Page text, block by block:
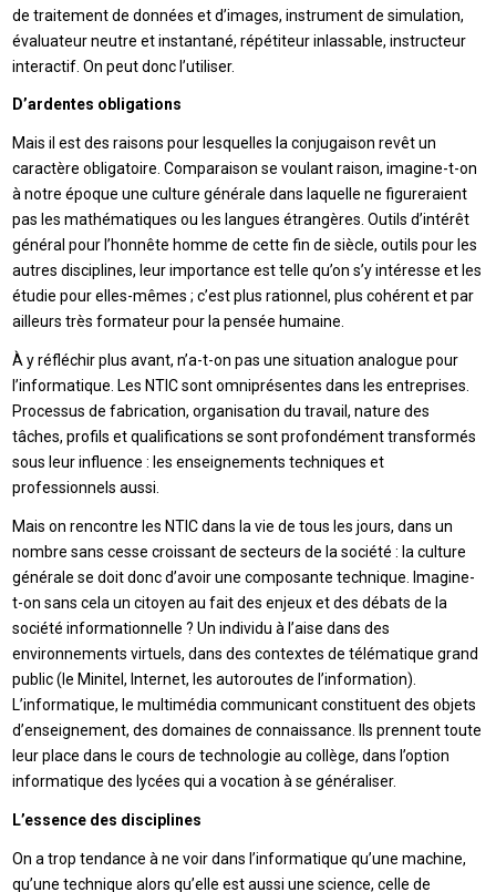
de traitement de données et d’images, instrument de simulation,
évaluateur neutre et instantané, répétiteur inlassable, instructeur
interactif. On peut donc l’utiliser.
D’ardentes obligations
Mais il est des raisons pour lesquelles la conjugaison revêt un
caractère obligatoire. Comparaison se voulant raison, imagine-t-on
à notre époque une culture générale dans laquelle ne figureraient
pas les mathématiques ou les langues étrangères. Outils d’intérêt
général pour l’honnête homme de cette fin de siècle, outils pour les
autres disciplines, leur importance est telle qu’on s’y intéresse et les
étudie pour elles-mêmes ; c’est plus rationnel, plus cohérent et par
ailleurs très formateur pour la pensée humaine.
À y réfléchir plus avant, n’a-t-on pas une situation analogue pour
l’informatique. Les NTIC sont omniprésentes dans les entreprises.
Processus de fabrication, organisation du travail, nature des
tâches, profils et qualifications se sont profondément transformés
sous leur influence : les enseignements techniques et
professionnels aussi.
Mais on rencontre les NTIC dans la vie de tous les jours, dans un
nombre sans cesse croissant de secteurs de la société : la culture
générale se doit donc d’avoir une composante technique. Imagine-
t-on sans cela un citoyen au fait des enjeux et des débats de la
société informationnelle ? Un individu à l’aise dans des
environnements virtuels, dans des contextes de télématique grand
public (le Minitel, Internet, les autoroutes de l’information).
L’informatique, le multimédia communicant constituent des objets
d’enseignement, des domaines de connaissance. Ils prennent toute
leur place dans le cours de technologie au collège, dans l’option
informatique des lycées qui a vocation à se généraliser.
L’essence des disciplines
On a trop tendance à ne voir dans l’informatique qu’une machine,
qu’une technique alors qu’elle est aussi une science, celle de